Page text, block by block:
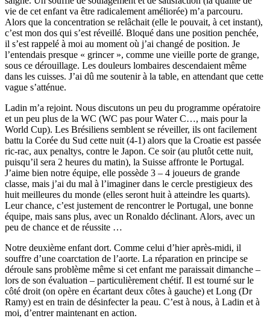
vie de cet enfant va être radicalement améliorée) m’a parcouru.
Alors que la concentration se relâchait (elle le pouvait, à cet instant),
c’est mon dos qui s’est réveillé. Bloqué dans une position penchée,
il s’est rappelé à moi au moment où j’ai changé de position. Je
l’entendais presque « grincer », comme une vieille porte de grange,
sous ce dérouillage. Les douleurs lombaires descendaient même
dans les cuisses. J’ai dû me soutenir à la table, en attendant que cette
vague s’atténue.
Ladin m’a rejoint. Nous discutons un peu du programme opératoire
et un peu plus de la WC (WC pas pour Water C…, mais pour la
World Cup). Les Brésiliens semblent se réveiller, ils ont facilement
battu la Corée du Sud cette nuit (4-1) alors que la Croatie est passée
ric-rac, aux penaltys, contre le Japon. Ce soir (au plutôt cette nuit,
puisqu’il sera 2 heures du matin), la Suisse affronte le Portugal.
J’aime bien notre équipe, elle possède 3 – 4 joueurs de grande
classe, mais j’ai du mal à l’imaginer dans le cercle prestigieux des
huit meilleures du monde (elles seront huit à atteindre les quarts).
Leur chance, c’est justement de rencontrer le Portugal, une bonne
équipe, mais sans plus, avec un Ronaldo déclinant. Alors, avec un
peu de chance et de réussite …
Notre deuxième enfant dort. Comme celui d’hier après-midi, il
souffre d’une coarctation de l’aorte. La réparation en principe se
déroule sans problème même si cet enfant me paraissait dimanche –
lors de son évaluation – particulièrement chétif. Il est tourné sur le
côté droit (on opère en écartant deux côtes à gauche) et Long (Dr
Ramy) est en train de désinfecter la peau. C’est à nous, à Ladin et à
moi, d’entrer maintenant en action.